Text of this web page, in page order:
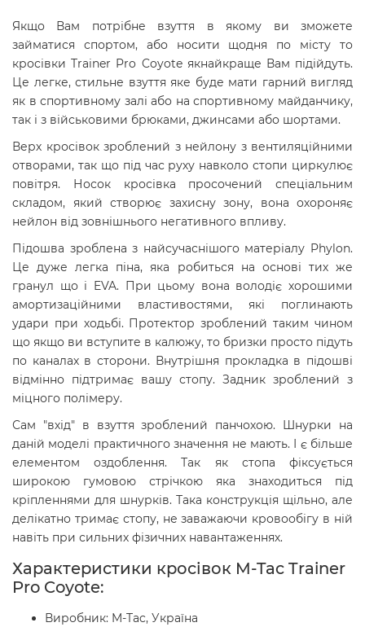
Якщо Вам потрібне взуття в якому ви зможете
займатися спортом, або носити щодня по місту то
кросівки Trainer Pro Coyote якнайкраще Вам підійдуть.
Це легке, стильне взуття яке буде мати гарний вигляд
як в спортивному залі або на спортивному майданчику,
так і з військовими брюками, джинсами або шортами.
Верх кросівок зроблений з нейлону з вентиляційними
отворами, так що під час руху навколо стопи циркулює
повітря. Носок кросівка просочений спеціальним
складом, який створює захисну зону, вона охороняє
нейлон від зовнішнього негативного впливу.
Підошва зроблена з найсучаснішого матеріалу Phylon.
Це дуже легка піна, яка робиться на основі тих же
гранул що і EVA. При цьому вона володіє хорошими
амортизаційними властивостями, які поглинають
удари при ходьбі. Протектор зроблений таким чином
що якщо ви вступите в калюжу, то бризки просто підуть
по каналах в сторони. Внутрішня прокладка в підошві
відмінно підтримає вашу стопу. Задник зроблений з
міцного полімеру.
Сам "вхід" в взуття зроблений панчохою. Шнурки на
даній моделі практичного значення не мають. І є більше
елементом оздоблення. Так як стопа фіксується
широкою гумовою стрічкою яка знаходиться під
кріпленнями для шнурків. Така конструкція щільно, але
делікатно тримає стопу, не заважаючи кровообігу в ній
навіть при сильних фізичних навантаженнях.
Характеристики кросівок M-Tac Trainer
Pro Coyote:
Виробник: M-Tac, Україна